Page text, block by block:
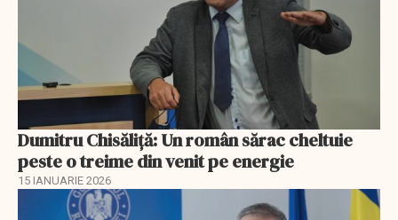
Dumitru Chisăliţă: Un român sărac cheltuie
peste o treime din venit pe energie
15 IANUARIE 2026